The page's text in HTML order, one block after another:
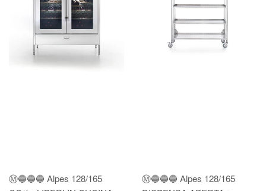
Ⓜ️🔵🔵🔵 Alpes 128/165
Ⓜ️🔵🔵🔵 Alpes 128/165